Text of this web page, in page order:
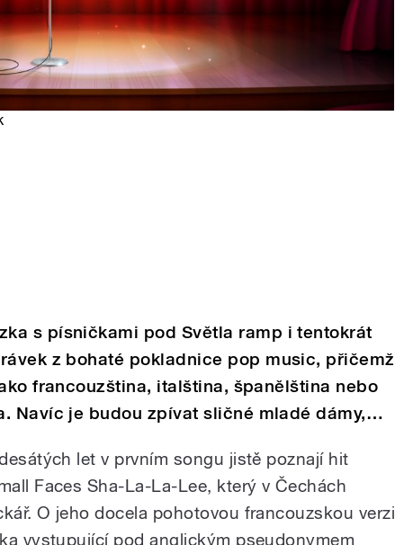
s písničkami pod Světla ramp i tentokrát
z bohaté pokladnice pop music, přičemž
francouzština, italština, španělština nebo
Navíc je budou zpívat sličné mladé dámy,…
let v prvním songu jistě poznají hit
Faces Sha-La-La-Lee, který v Čechách
O jeho docela pohotovou francouzskou verzi
vystupující pod anglickým pseudonymem